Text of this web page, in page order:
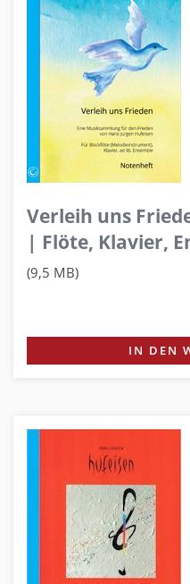
Verleih uns
| Flöte, Klavier,
(9,5 MB)
IN DEN